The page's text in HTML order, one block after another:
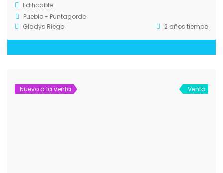
Edificable
Pueblo - Puntagorda
Gladys Riego
2 años tiempo
Nuevo a la venta Venta